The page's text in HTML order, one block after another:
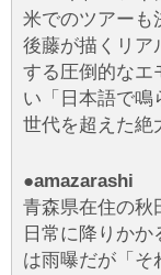
米でのツアーも
後藤が描くリア
する圧倒的なエ
い「日本語で鳴
世代を超えた絶
●amazarashi
青森県在住の秋
日常に降りか
は雨曝だが「そ